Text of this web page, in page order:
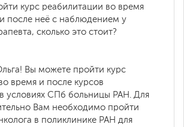
курс реабилитации во время
после неё с наблюдением у
сколько это стоит?
Вы можете пройти курс
время и после курсов
условиях СПб больницы РАН. Для
Вам необходимо пройти
в поликлинике РАН для